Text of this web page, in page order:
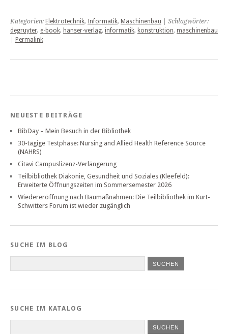
Kategorien: Elektrotechnik, Informatik, Maschinenbau | Schlagwörter:
degruyter, e-book, hanser-verlag, informatik, konstruktion, maschinenbau
Permalink
NEUESTE BEITRÄGE
BibDay – Mein Besuch in der Bibliothek
30-tägige Testphase: Nursing and Allied Health Reference Source
(NAHRS)
Citavi Campuslizenz-Verlängerung
Teilbibliothek Diakonie, Gesundheit und Soziales (Kleefeld):
Erweiterte Öffnungszeiten im Sommersemester 2026
Wiedereröffnung nach Baumaßnahmen: Die Teilbibliothek im Kurt-
Schwitters Forum ist wieder zugänglich
SUCHE IM BLOG
SUCHE IM KATALOG
SUCHEN